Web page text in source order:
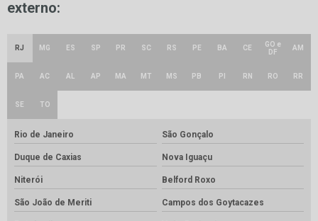
externo:
RJ MG ES SP PR SC RS PE BA CE
GO e
DF
AM
PA AC AL AP MA MT MS PB PI RN RO RR
SE TO
Rio de Janeiro São Gonçalo
Duque de Caxias Nova Iguaçu
Niterói Belford Roxo
São João de Meriti Campos dos Goytacazes